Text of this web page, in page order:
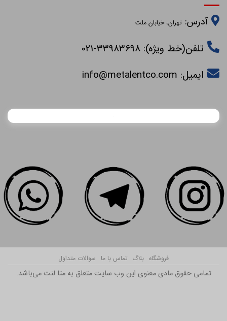
آدرس:تهران، خیابان ملت
تلفن(خط ویژه): 33983698-021
ایمیل:info@metalentco.com
فروشگاه بلاگ تماس با ما سوالات متداول
تمامی حقوق مادی معنوی این وب سایت متعلق به متا لنت می‌باشد.